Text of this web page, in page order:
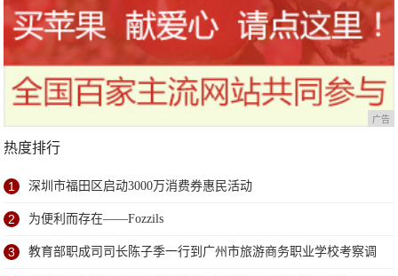
广告
热度排行
1 深圳市福田区启动3000万消费券惠民活动
2 为便利而存在——Fozzils
3 教育部职成司司长陈子季一行到广州市旅游商务职业学校考察调